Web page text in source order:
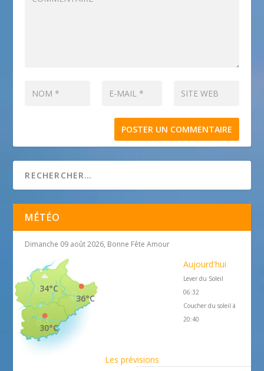
MÉTÉO
Dimanche 09 août 2026, Bonne Fête Amour
36°C
34°C
30°C
Aujourd'hui
Lever du Soleil
06:32
Coucher du soleil à
20:40
Les prévisions